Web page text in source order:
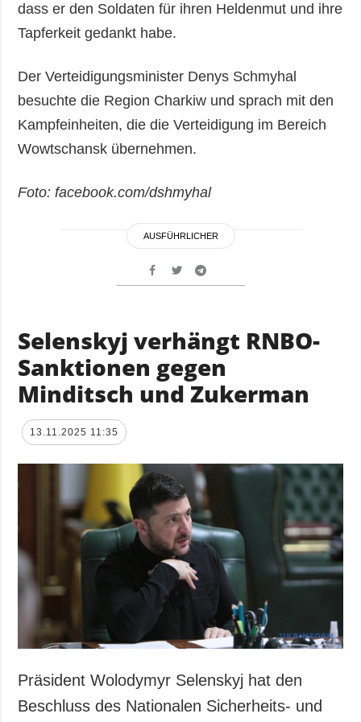
dass er den Soldaten für ihren Heldenmut und ihre
Tapferkeit gedankt habe.
Der Verteidigungsminister Denys Schmyhal
besuchte die Region Charkiw und sprach mit den
Kampfeinheiten, die die Verteidigung im Bereich
Wowtschansk übernehmen.
Foto: facebook.com/dshmyhal
AUSFÜHRLICHER
Selenskyj verhängt RNBO-
Sanktionen gegen
Minditsch und Zukerman
13.11.2025 11:35
Präsident Wolodymyr Selenskyj hat den
Beschluss des Nationalen Sicherheits- und